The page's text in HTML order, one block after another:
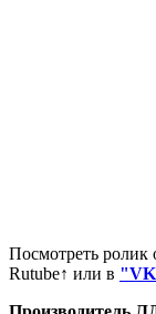
Посмотреть ролик
Rutube↑ или в "VK